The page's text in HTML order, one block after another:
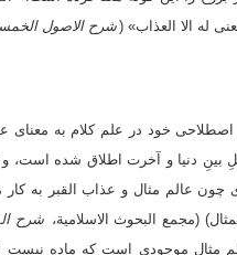
له الا العذاب» (شرح الاصول
اصطلاحى خود در علم کلام به معناى
بینِ دنیا و آخرت اطلاق شده است، و
چون عالم مثال و عذاب القبر به کار
(مجمع البحوث الاسلامیة، شرح
مثال موجودى است که ماده